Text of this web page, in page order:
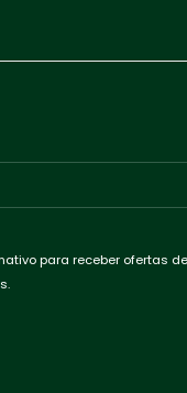
para receber ofertas